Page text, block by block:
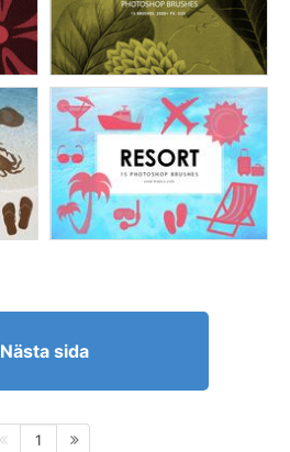
Nästa sida
1